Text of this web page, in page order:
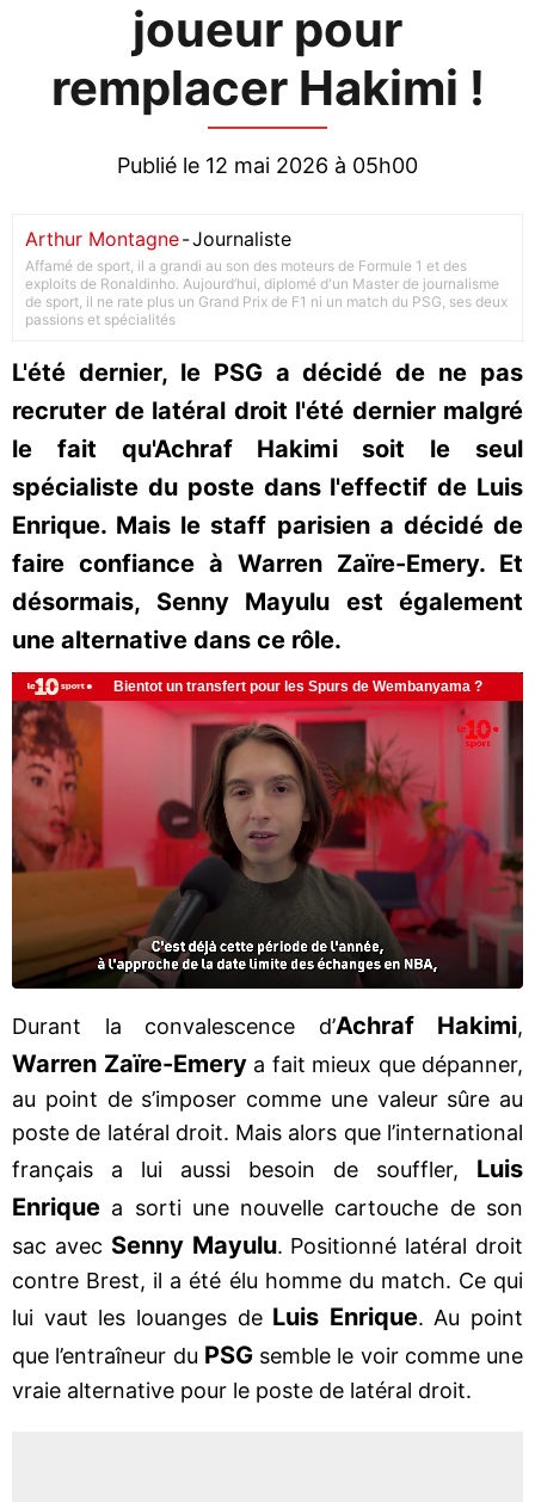
joueur pour
remplacer Hakimi !
Publié le 12 mai 2026 à 05h00
Arthur Montagne-Journaliste
Affamé de sport, il a grandi au son des moteurs de Formule 1 et des
exploits de Ronaldinho. Aujourd’hui, diplomé d'un Master de journalisme
de sport, il ne rate plus un Grand Prix de F1 ni un match du PSG, ses deux
passions et spécialités
L'été dernier, le PSG a décidé de ne pas
recruter de latéral droit l'été dernier malgré
le fait qu'Achraf Hakimi soit le seul
spécialiste du poste dans l'effectif de Luis
Enrique. Mais le staff parisien a décidé de
faire confiance à Warren Zaïre-Emery. Et
désormais, Senny Mayulu est également
une alternative dans ce rôle.
Durant la convalescence d’Achraf Hakimi,
Warren Zaïre-Emerya fait mieux que dépanner,
au point de s’imposer comme une valeur sûre au
poste de latéral droit. Mais alors que l’international
français a lui aussi besoin de souffler, Luis
Enrique a sorti une nouvelle cartouche de son
sac avec Senny Mayulu. Positionné latéral droit
contre Brest, il a été élu homme du match. Ce qui
lui vaut les louanges de Luis Enrique. Au point
que l’entraîneur du PSGsemble le voir comme une
vraie alternative pour le poste de latéral droit.